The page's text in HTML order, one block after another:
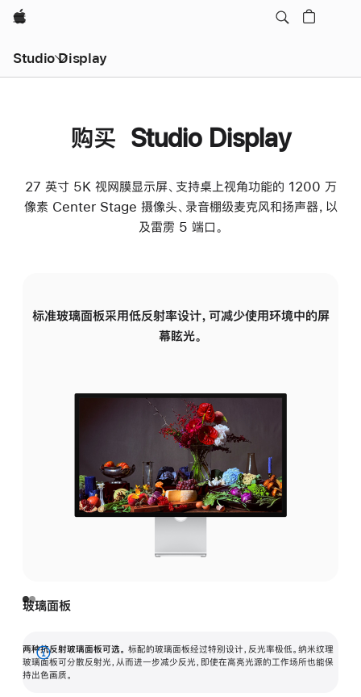
Apple
Studio Display
购买 Studio Display
27 英寸 5K 视网膜显示屏、支持桌上视角功能的 1200 万
像素 Center Stage 摄像头、录音棚级麦克风和扬声器，以
及雷雳 5 端口。
标准玻璃面板采用低反射率设计，可减少使用环境中的屏
幕眩光。
玻璃面板
两种抗反射玻璃面板可选。 标配的玻璃面板经过特别设计，反光率极低。纳米纹理
玻璃面板可分散反射光，从而进一步减少反光，即使在高亮光源的工作场所也能保
持出色画质。
展
开